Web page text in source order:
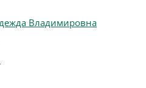
Владимировна